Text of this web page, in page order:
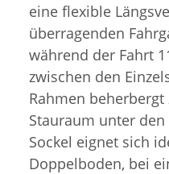
eine flexible
überragenden
während der Fahrt
zwischen den
Rahmen
Stauraum unter
Sockel eignet sich
Doppelboden, bei